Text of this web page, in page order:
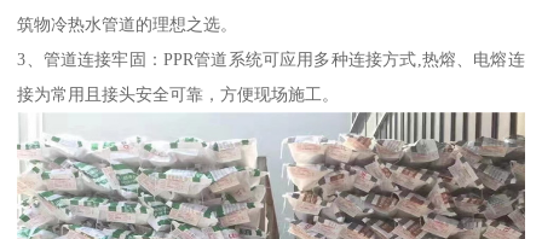
筑物冷热水管道的理想之选。
3、管道连接牢固：PPR管道系统可应用多种连接方式,热熔、电熔连
接为常用且接头安全可靠，方便现场施工。